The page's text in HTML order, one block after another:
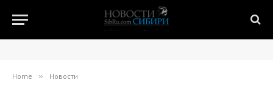
Home » Новости